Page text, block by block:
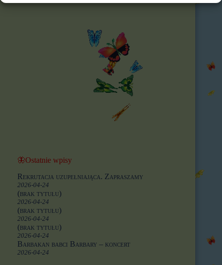
🦋Ostatnie wpisy
Rekrutacja uzupełniająca. Zapraszamy
2026-04-24
(brak tytułu)
2026-04-24
(brak tytułu)
2026-04-24
(brak tytułu)
2026-04-24
Barbakan babci Barbary – koncert
2026-04-24